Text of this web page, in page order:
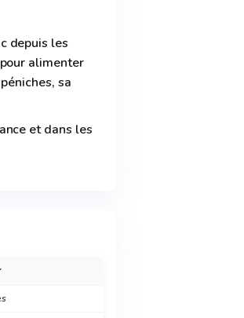
depuis les
alimenter
sa
et dans les